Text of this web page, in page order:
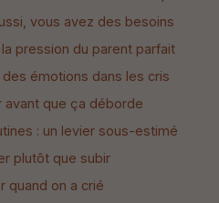
vous avez des besoins
la pression du parent parfait
des émotions dans les cris
avant que ça déborde
: un levier sous-estimé
plutôt que subir
quand on a crié